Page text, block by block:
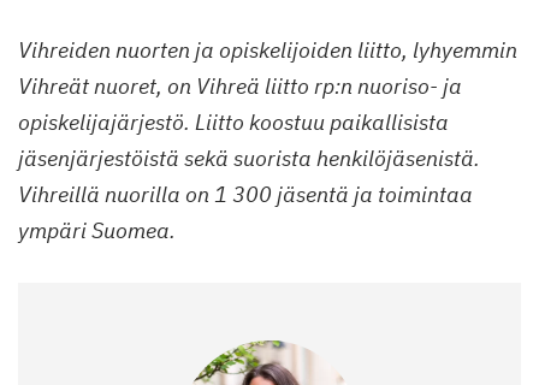
Vihreiden nuorten ja opiskelijoiden liitto, lyhyemmin
Vihreät nuoret, on Vihreä liitto rp:n nuoriso- ja
opiskelijajärjestö. Liitto koostuu paikallisista
jäsenjärjestöistä sekä suorista henkilöjäsenistä.
Vihreillä nuorilla on 1 300 jäsentä ja toimintaa
ympäri Suomea.